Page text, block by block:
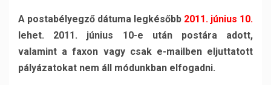
A postabélyegző dátuma legkésőbb 2011. június 10.
lehet. 2011. június 10-e után postára adott,
valamint a faxon vagy csak e-mailben eljuttatott
pályázatokat nem áll módunkban elfogadni.